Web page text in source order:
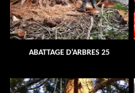
ABATTAGE D'ARBRES 25